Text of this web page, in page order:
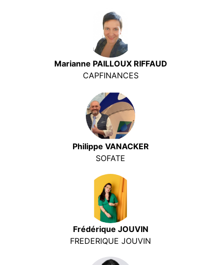
Marianne PAILLOUX RIFFAUD
CAPFINANCES
Philippe VANACKER
SOFATE
Frédérique JOUVIN
FREDERIQUE JOUVIN